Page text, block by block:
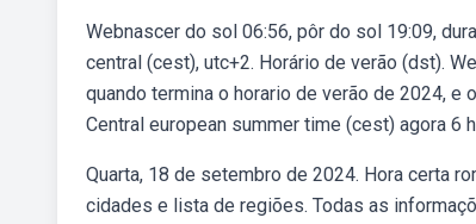
Webnascer do sol 06:56, pôr do sol 19:09,
central (cest), utc+2. Horário de verão (dst).
quando termina o horario de verão de 2024, e
Central european summer time (cest) agora 6
Quarta, 18 de setembro de 2024. Hora certa
cidades e lista de regiões. Todas as